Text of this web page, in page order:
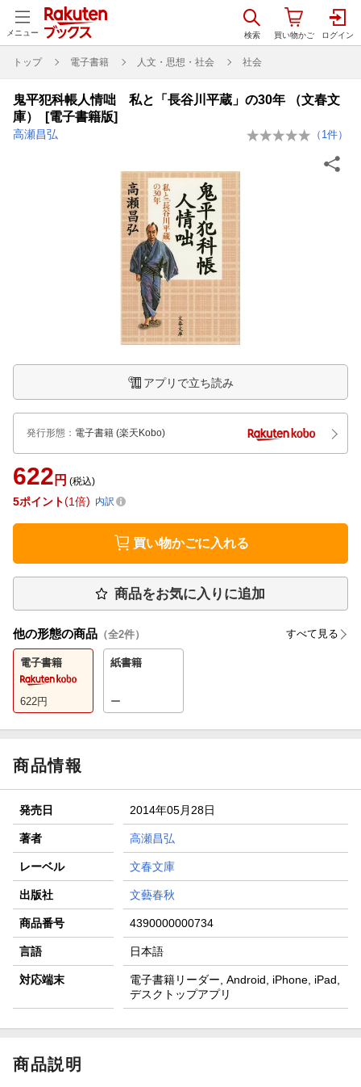
メニュー
トップ 電子書籍 人文・思想・社会 社会
鬼平犯科帳人情咄 私と「長谷川平蔵」の30年 （文春文
庫） [電子書籍版]
高瀬昌弘 （ 1件）
アプリで立ち読み
発行形態 ： 電子書籍 (楽天Kobo)
622 円 (税込)
5ポイント 1倍 内訳
買い物かごに入れる
商品をお気に入りに追加
他の形態の商品 （全2件） すべて見る
電子書籍
622円
紙書籍
ー
商品情報
発売日 2014年05月28日
著者 高瀬昌弘
レーベル 文春文庫
出版社 文藝春秋
商品番号 4390000000734
言語 日本語
対応端末
電子書籍リーダー, Android, iPhone, iPad,
デスクトップアプリ
商品説明